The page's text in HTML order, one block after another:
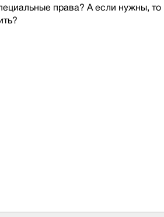
права? А если нужны, то